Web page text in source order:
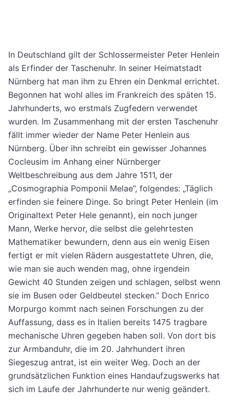
In Deutschland gilt der Schlossermeister Peter Henlein
als Erfinder der Taschenuhr. In seiner Heimatstadt
Nürnberg hat man ihm zu Ehren ein Denkmal errichtet.
Begonnen hat wohl alles im Frankreich des späten 15.
Jahrhunderts, wo erstmals Zugfedern verwendet
wurden. Im Zusammenhang mit der ersten Taschenuhr
fällt immer wieder der Name Peter Henlein aus
Nürnberg. Über ihn schreibt ein gewisser Johannes
Cocleusim im Anhang einer Nürnberger
Weltbeschreibung aus dem Jahre 1511, der
„Cosmographia Pomponii Melae”, folgendes: „Täglich
erfinden sie feinere Dinge. So bringt Peter Henlein (im
Originaltext Peter Hele genannt), ein noch junger
Mann, Werke hervor, die selbst die gelehrtesten
Mathematiker bewundern, denn aus ein wenig Eisen
fertigt er mit vielen Rädern ausgestattete Uhren, die,
wie man sie auch wenden mag, ohne irgendein
Gewicht 40 Stunden zeigen und schlagen, selbst wenn
sie im Busen oder Geldbeutel stecken.” Doch Enrico
Morpurgo kommt nach seinen Forschungen zu der
Auffassung, dass es in Italien bereits 1475 tragbare
mechanische Uhren gegeben haben soll. Von dort bis
zur Armbanduhr, die im 20. Jahrhundert ihren
Siegeszug antrat, ist ein weiter Weg. Doch an der
grundsätzlichen Funktion eines Handaufzugswerks hat
sich im Laufe der Jahrhunderte nur wenig geändert.